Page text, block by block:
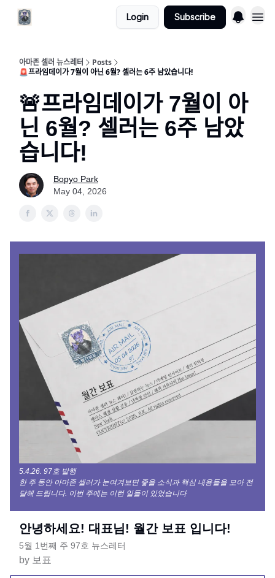
Login Subscribe
아마존 셀러 뉴스레터
Posts
🚨프라임데이가 7월이 아닌 6월? 셀러는 6주 남았습니다!
🚨프라임데이가 7월이 아
닌 6월? 셀러는 6주 남았
습니다!
Bopyo Park
May 04, 2026
5.4.26. 97호 발행
한 주 동안 아마존 셀러가 눈여겨보면 좋을 소식과 핵심 내용들을 모아 전
달해 드립니다. 이번 주에는 이런 일들이 있었습니다
안녕하세요! 대표님! 월간 보표 입니다!
5월 1번째 주 97호 뉴스레터
by 보표